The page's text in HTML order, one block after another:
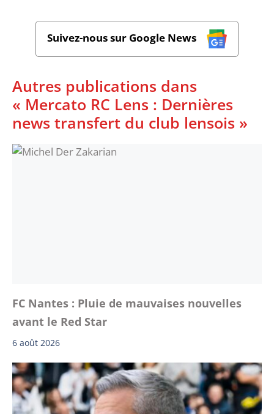
Suivez-nous sur Google News
Autres publications dans
« Mercato RC Lens : Dernières
news transfert du club lensois »
FC Nantes : Pluie de mauvaises nouvelles
avant le Red Star
6 août 2026